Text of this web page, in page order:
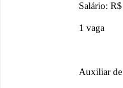
Salário:
1 vaga
Auxiliar